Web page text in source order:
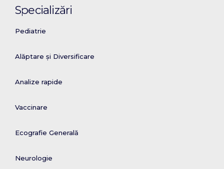
Specializări
Pediatrie
Alăptare și Diversificare
Analize rapide
Vaccinare
Ecografie Generală
Neurologie